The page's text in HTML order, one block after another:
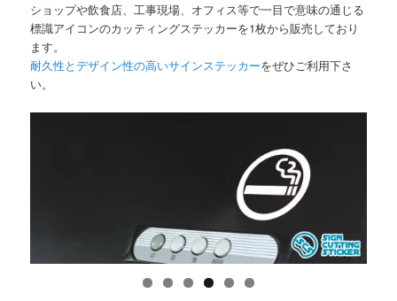
ショップや飲食店、工事現場、オフィス等で一目で意味の通じる
標識アイコンのカッティングステッカーを1枚から販売しており
ます。
耐久性とデザイン性の高いサインステッカーをぜひご利用下さ
い。